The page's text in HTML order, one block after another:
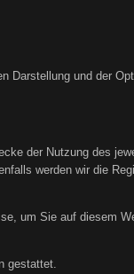
Darstellung und der
der Nutzung des
werden wir die
um Sie auf diesem
gestattet.